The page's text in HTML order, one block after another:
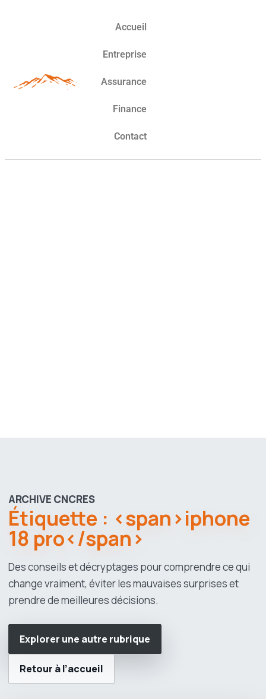
Accueil
Entreprise
Assurance
Finance
Contact
ARCHIVE CNCRES
Étiquette : <span>iphone
18 pro</span>
Des conseils et décryptages pour comprendre ce qui
change vraiment, éviter les mauvaises surprises et
prendre de meilleures décisions.
Explorer une autre rubrique
Retour à l’accueil